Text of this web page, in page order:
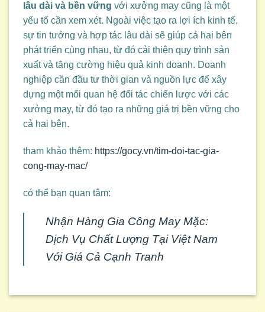
lâu dài và bền vững với xưởng may cũng là một
yếu tố cần xem xét. Ngoài việc tạo ra lợi ích kinh tế,
sự tin tưởng và hợp tác lâu dài sẽ giúp cả hai bên
phát triển cùng nhau, từ đó cải thiện quy trình sản
xuất và tăng cường hiệu quả kinh doanh. Doanh
nghiệp cần đầu tư thời gian và nguồn lực để xây
dựng một mối quan hệ đối tác chiến lược với các
xưởng may, từ đó tạo ra những giá trị bền vững cho
cả hai bên.
tham khảo thêm: https://gocy.vn/tim-doi-tac-gia-
cong-may-mac/
có thể bạn quan tâm:
Nhận Hàng Gia Công May Mặc:
Dịch Vụ Chất Lượng Tại Việt Nam
Với Giá Cả Cạnh Tranh